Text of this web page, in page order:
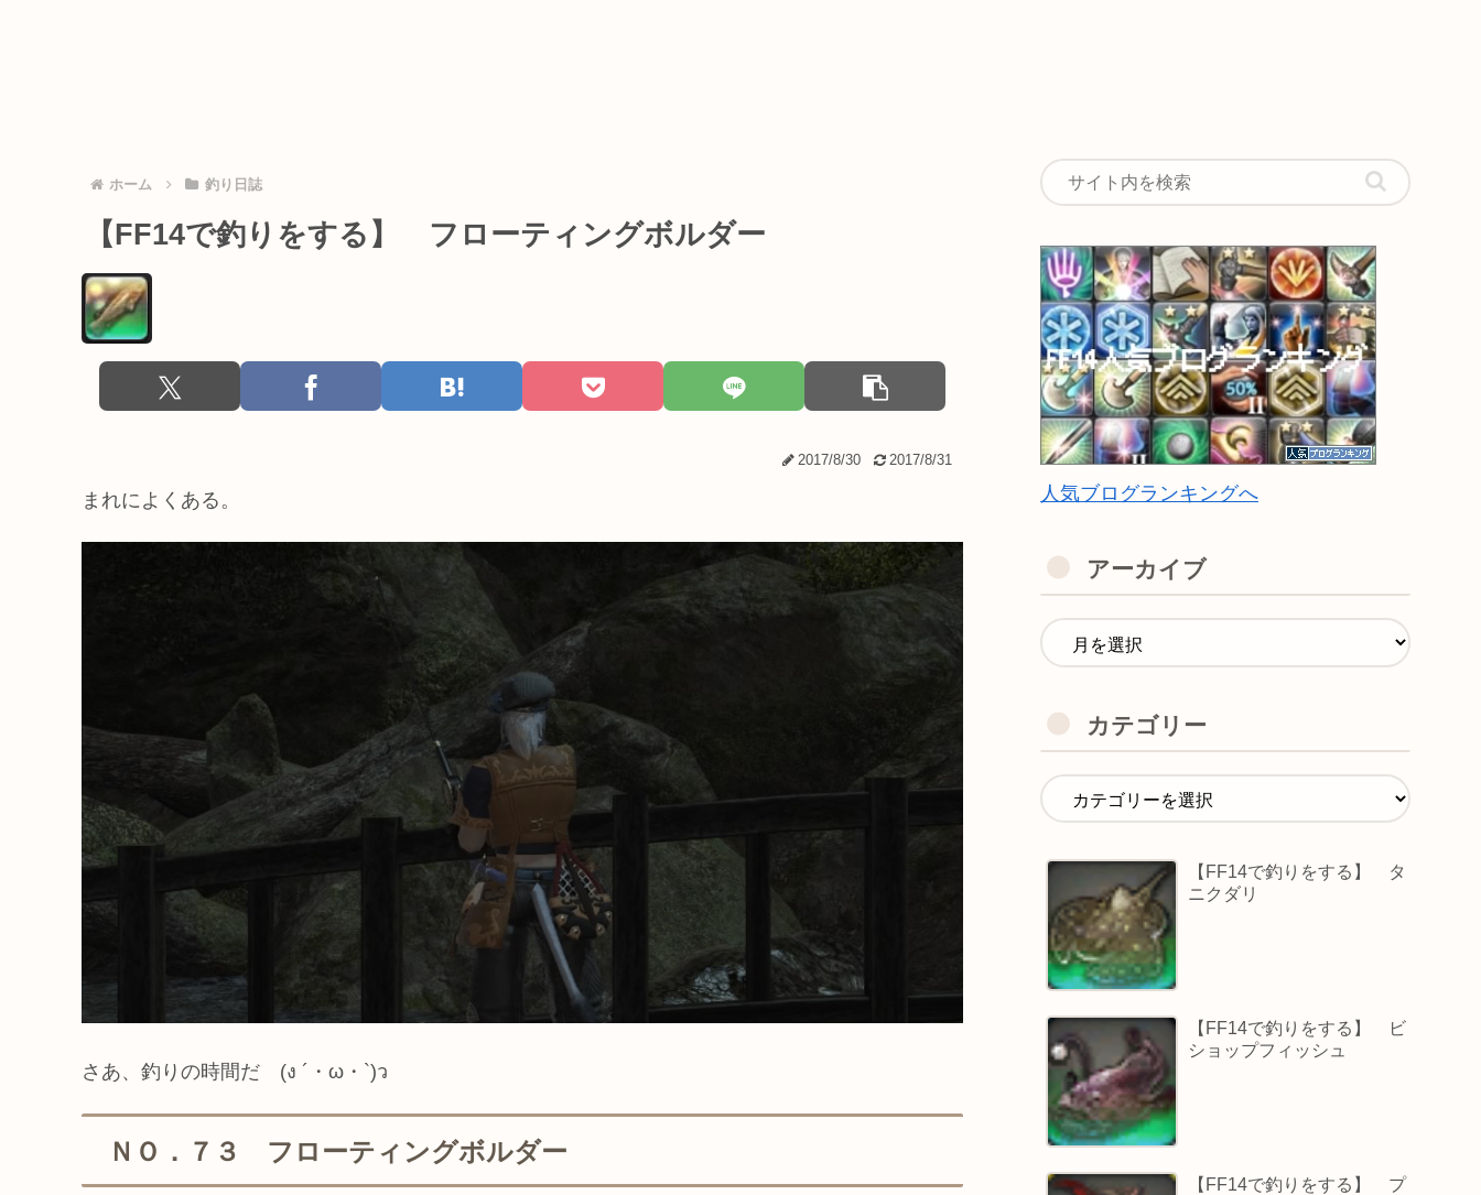
ホーム 釣り日誌
【FF14で釣りをする】 フローティングボルダー
2017/8/30 2017/8/31
まれによくある。
さあ、釣りの時間だ (ง ´・ω・`)ว
ＮＯ．７３ フローティングボルダー
人気ブログランキングへ
アーカイブ
カテゴリー
【FF14で釣りをする】 タ
ニクダリ
【FF14で釣りをする】 ビ
ショップフィッシュ
【FF14で釣りをする】 プ